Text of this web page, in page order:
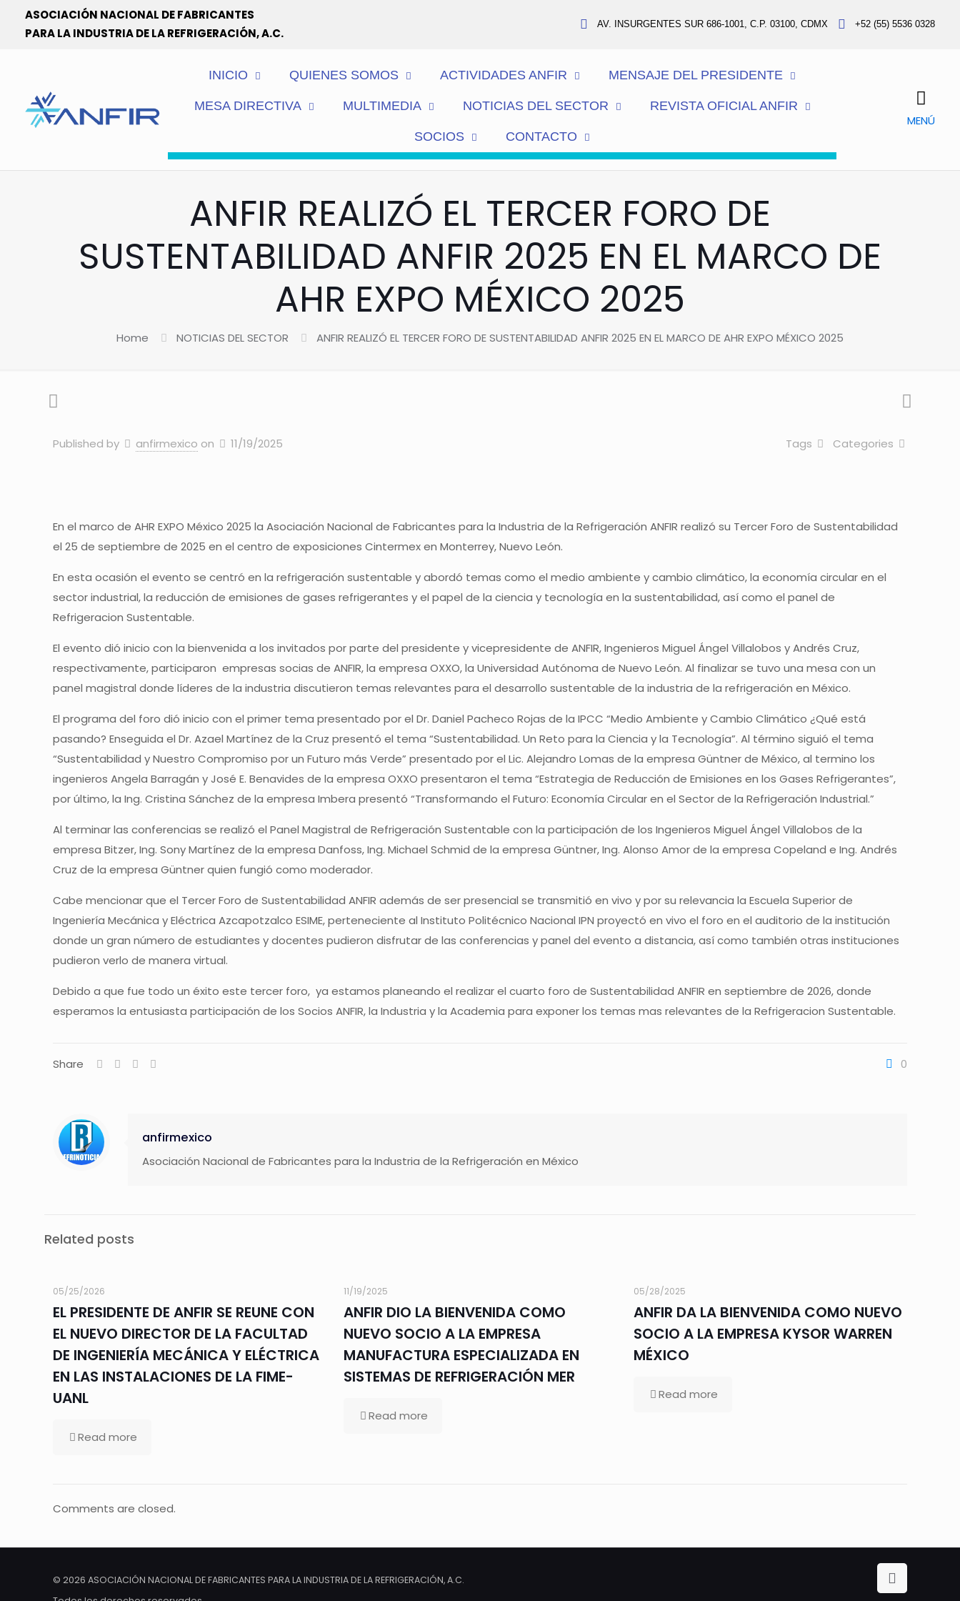
ASOCIACIÓN NACIONAL DE FABRICANTES
PARA LA INDUSTRIA DE LA REFRIGERACIÓN, A.C.
AV. INSURGENTES SUR 686-1001, C.P. 03100, CDMX +52 (55) 5536 0328
INICIO QUIENES SOMOS ACTIVIDADES ANFIR MENSAJE DEL PRESIDENTE
MESA DIRECTIVA MULTIMEDIA NOTICIAS DEL SECTOR REVISTA OFICIAL ANFIR
SOCIOS CONTACTO
MENÚ
ANFIR REALIZÓ EL TERCER FORO DE
SUSTENTABILIDAD ANFIR 2025 EN EL MARCO DE
AHR EXPO MÉXICO 2025
Home NOTICIAS DEL SECTOR ANFIR REALIZÓ EL TERCER FORO DE SUSTENTABILIDAD ANFIR 2025 EN EL MARCO DE AHR EXPO MÉXICO 2025
Published by anfirmexico on 11/19/2025 Categories
Tags
En el marco de AHR EXPO México 2025 la Asociación Nacional de Fabricantes para la Industria de la Refrigeración ANFIR realizó su Tercer Foro de Sustentabilidad
el 25 de septiembre de 2025 en el centro de exposiciones Cintermex en Monterrey, Nuevo León.
En esta ocasión el evento se centró en la refrigeración sustentable y abordó temas como el medio ambiente y cambio climático, la economía circular en el
sector industrial, la reducción de emisiones de gases refrigerantes y el papel de la ciencia y tecnología en la sustentabilidad, así como el panel de
Refrigeracion Sustentable.
El evento dió inicio con la bienvenida a los invitados por parte del presidente y vicepresidente de ANFIR, Ingenieros Miguel Ángel Villalobos y Andrés Cruz,
respectivamente, participaron empresas socias de ANFIR, la empresa OXXO, la Universidad Autónoma de Nuevo León. Al finalizar se tuvo una mesa con un
panel magistral donde líderes de la industria discutieron temas relevantes para el desarrollo sustentable de la industria de la refrigeración en México.
El programa del foro dió inicio con el primer tema presentado por el Dr. Daniel Pacheco Rojas de la IPCC “Medio Ambiente y Cambio Climático ¿Qué está
pasando? Enseguida el Dr. Azael Martínez de la Cruz presentó el tema “Sustentabilidad. Un Reto para la Ciencia y la Tecnología”. Al término siguió el tema
“Sustentabilidad y Nuestro Compromiso por un Futuro más Verde” presentado por el Lic. Alejandro Lomas de la empresa Güntner de México, al termino los
ingenieros Angela Barragán y José E. Benavides de la empresa OXXO presentaron el tema “Estrategia de Reducción de Emisiones en los Gases Refrigerantes”,
por último, la Ing. Cristina Sánchez de la empresa Imbera presentó “Transformando el Futuro: Economía Circular en el Sector de la Refrigeración Industrial.”
Al terminar las conferencias se realizó el Panel Magistral de Refrigeración Sustentable con la participación de los Ingenieros Miguel Ángel Villalobos de la
empresa Bitzer, Ing. Sony Martínez de la empresa Danfoss, Ing. Michael Schmid de la empresa Güntner, Ing. Alonso Amor de la empresa Copeland e Ing. Andrés
Cruz de la empresa Güntner quien fungió como moderador.
Cabe mencionar que el Tercer Foro de Sustentabilidad ANFIR además de ser presencial se transmitió en vivo y por su relevancia la Escuela Superior de
Ingeniería Mecánica y Eléctrica Azcapotzalco ESIME, perteneciente al Instituto Politécnico Nacional IPN proyectó en vivo el foro en el auditorio de la institución
donde un gran número de estudiantes y docentes pudieron disfrutar de las conferencias y panel del evento a distancia, así como también otras instituciones
pudieron verlo de manera virtual.
Debido a que fue todo un éxito este tercer foro, ya estamos planeando el realizar el cuarto foro de Sustentabilidad ANFIR en septiembre de 2026, donde
esperamos la entusiasta participación de los Socios ANFIR, la Industria y la Academia para exponer los temas mas relevantes de la Refrigeracion Sustentable.
Share 0
anfirmexico
Asociación Nacional de Fabricantes para la Industria de la Refrigeración en México
Related posts
05/25/2026
EL PRESIDENTE DE ANFIR SE REUNE CON
EL NUEVO DIRECTOR DE LA FACULTAD
DE INGENIERÍA MECÁNICA Y ELÉCTRICA
EN LAS INSTALACIONES DE LA FIME-
UANL
Read more
11/19/2025
ANFIR DIO LA BIENVENIDA COMO
NUEVO SOCIO A LA EMPRESA
MANUFACTURA ESPECIALIZADA EN
SISTEMAS DE REFRIGERACIÓN MER
Read more
05/28/2025
ANFIR DA LA BIENVENIDA COMO NUEVO
SOCIO A LA EMPRESA KYSOR WARREN
MÉXICO
Read more
Comments are closed.
© 2026 ASOCIACIÓN NACIONAL DE FABRICANTES PARA LA INDUSTRIA DE LA REFRIGERACIÓN, A.C.